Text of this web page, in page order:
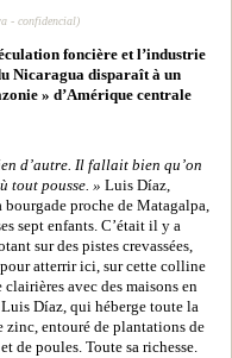
- confidencial)
foncière et l’industrie
Nicaragua disparaît à un
» d’Amérique centrale
d’autre. Il fallait bien qu’on
tout pousse. » Luis Díaz,
bourgade proche de Matagalpa,
sept enfants. C’était il y a
sur des pistes crevassées,
atterrir ici, sur cette colline
avec des maisons en
Díaz, qui héberge toute la
zinc, entouré de plantations de
de poules. Toute sa richesse.